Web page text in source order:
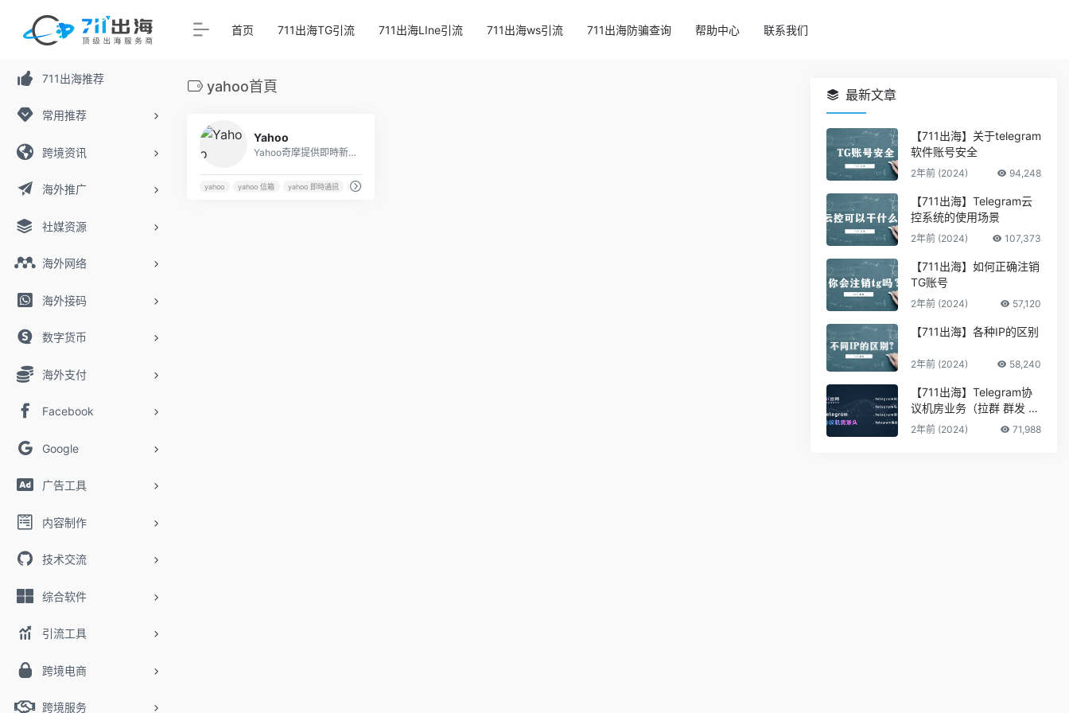
711出海推荐
常用推荐
跨境资讯
海外推广
社媒资源
海外网络
海外接码
数字货币
海外支付
Facebook
Google
广告工具
内容制作
技术交流
综合软件
引流工具
跨境电商
跨境服务
首页 711出海TG引流 711出海LIne引流 711出海ws引流 711出海防骗查询 帮助中心 联系我们
yahoo首頁
Yahoo
Yahoo奇摩提供即時新聞、氣象、購物、信箱、搜尋、政治、國際、運動、股市、娛樂、科技、電影、汽機車、旅遊、遊戲。每天賺奇摩值、發掘更多精彩內容、一站獲取豐富生活！
yahoo yahoo 信箱 yahoo 即時通訊 yahoo奇摩
最新文章
【711出海】关于telegram
软件账号安全
2年前 (2024) 94,248
【711出海】Telegram云
控系统的使用场景
2年前 (2024) 107,373
【711出海】如何正确注销
TG账号
2年前 (2024) 57,120
【711出海】各种IP的区别
2年前 (2024) 58,240
【711出海】Telegram协
议机房业务（拉群 群发 私
信 采集 筛料）
2年前 (2024) 71,988